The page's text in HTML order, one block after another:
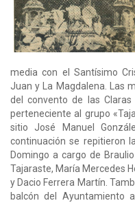
media con el Santísimo
Juan y La Magdalena. Las
del convento de las Claras
perteneciente al grupo
sitio José Manuel
continuación se repitieron
Domingo a cargo de
Tajaraste, María Mercedes
y Dacio Ferrera Martín.
balcón del Ayuntamiento